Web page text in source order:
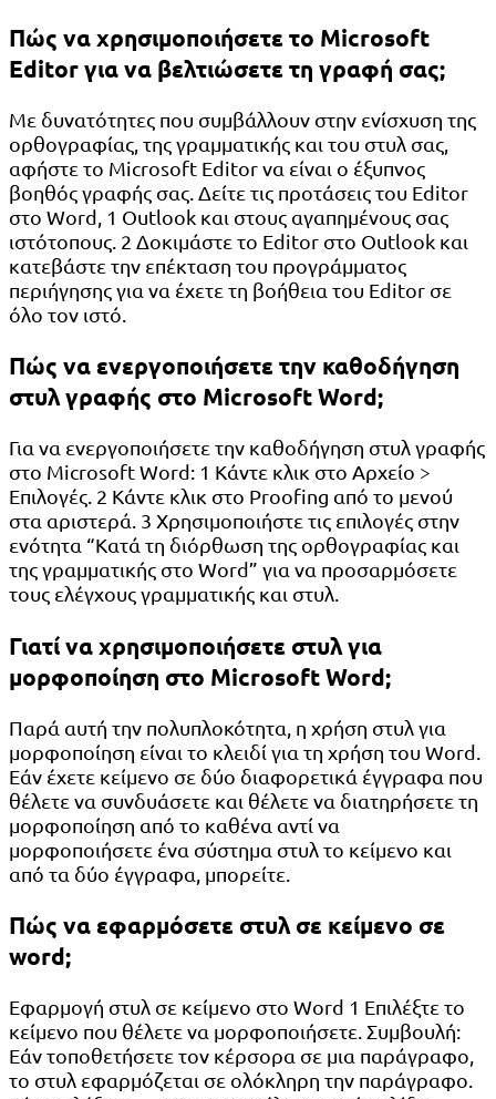
Πώς να χρησιμοποιήσετε το Microsoft
Editor για να βελτιώσετε τη γραφή σας;
Με δυνατότητες που συμβάλλουν στην ενίσχυση της
ορθογραφίας, της γραμματικής και του στυλ σας,
αφήστε το Microsoft Editor να είναι ο έξυπνος
βοηθός γραφής σας. Δείτε τις προτάσεις του Editor
στο Word, 1 Outlook και στους αγαπημένους σας
ιστότοπους. 2 Δοκιμάστε το Editor στο Outlook και
κατεβάστε την επέκταση του προγράμματος
περιήγησης για να έχετε τη βοήθεια του Editor σε
όλο τον ιστό.
Πώς να ενεργοποιήσετε την καθοδήγηση
στυλ γραφής στο Microsoft Word;
Για να ενεργοποιήσετε την καθοδήγηση στυλ γραφής
στο Microsoft Word: 1 Κάντε κλικ στο Αρχείο >
Επιλογές. 2 Κάντε κλικ στο Proofing από το μενού
στα αριστερά. 3 Χρησιμοποιήστε τις επιλογές στην
ενότητα “Κατά τη διόρθωση της ορθογραφίας και
της γραμματικής στο Word” για να προσαρμόσετε
τους ελέγχους γραμματικής και στυλ.
Γιατί να χρησιμοποιήσετε στυλ για
μορφοποίηση στο Microsoft Word;
Παρά αυτή την πολυπλοκότητα, η χρήση στυλ για
μορφοποίηση είναι το κλειδί για τη χρήση του Word.
Εάν έχετε κείμενο σε δύο διαφορετικά έγγραφα που
θέλετε να συνδυάσετε και θέλετε να διατηρήσετε τη
μορφοποίηση από το καθένα αντί να
μορφοποιήσετε ένα σύστημα στυλ το κείμενο και
από τα δύο έγγραφα, μπορείτε.
Πώς να εφαρμόσετε στυλ σε κείμενο σε
word;
Εφαρμογή στυλ σε κείμενο στο Word 1 Επιλέξτε το
κείμενο που θέλετε να μορφοποιήσετε. Συμβουλή:
Εάν τοποθετήσετε τον κέρσορα σε μια παράγραφο,
το στυλ εφαρμόζεται σε ολόκληρη την παράγραφο.